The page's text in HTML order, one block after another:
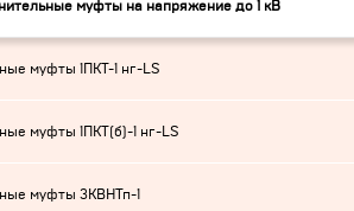
муфты на напряжение до 1 кВ
муфты 1ПКТ-1 нг-LS
муфты 1ПКТ(б)-1 нг-LS
муфты 3КВНТп-1